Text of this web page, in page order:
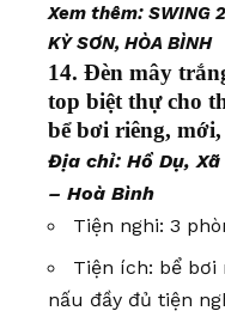
Xem thêm: SWING
KỲ SƠN, HÒA BÌNH
14. Đèn mây
top biệt thự cho
bể bơi riêng,
Địa chỉ: Hồ Dụ,
– Hoà Bình
Tiện nghi: 3
Tiện ích: bể bơi
nấu đầy đủ tiện